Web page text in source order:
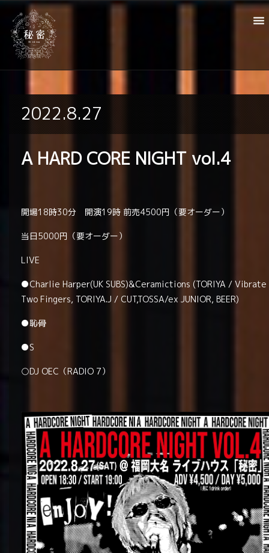
2022.8.27
A HARD CORE NIGHT vol.4
開場18時30分 開演19時 前売4500円（要オーダー）
当日5000円（要オーダー）
LIVE
●Charlie Harper(UK SUBS)&Ceramictions (TORIYA / Vibrate
Two Fingers, TORIYA.J / CUT,TOSSA/ex JUNIOR, BEER)
●恥骨
●S
○DJ OEC（RADIO 7）